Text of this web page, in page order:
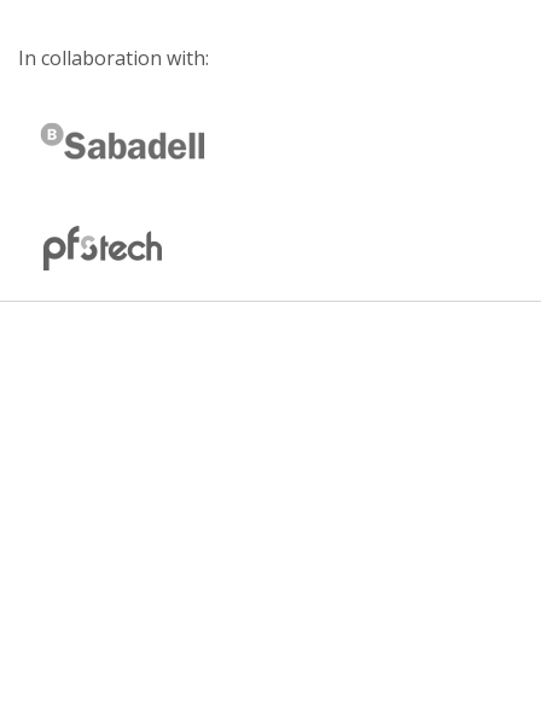
In collaboration with: